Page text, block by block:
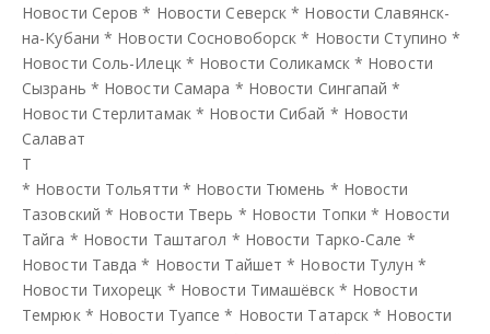
Новости Серов * Новости Северск * Новости Славянск-
на-Кубани * Новости Сосновоборск * Новости Ступино *
Новости Соль-Илецк* Новости Соликамск* Новости
Сызрань * Новости Самара * Новости Сингапай *
Новости Стерлитамак* Новости Сибай * Новости
Салават
Т
* Новости Тольятти * Новости Тюмень * Новости
Тазовский * Новости Тверь * Новости Топки * Новости
Тайга * Новости Таштагол * Новости Тарко-Сале *
Новости Тавда * Новости Тайшет * Новости Тулун *
Новости Тихорецк * Новости Тимашёвск* Новости
Темрюк* Новости Туапсе * Новости Татарск * Новости